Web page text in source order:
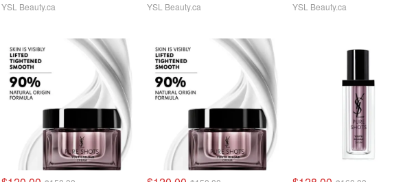
YSL Beauty.ca YSL Beauty.ca YSL Beauty.ca